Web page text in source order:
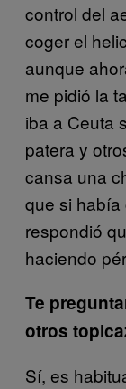
control del
coger el
aunque
me pidió la
iba a Ceuta
patera y
cansa una
que si había
respondió
haciendo
Te
otros
Sí, es